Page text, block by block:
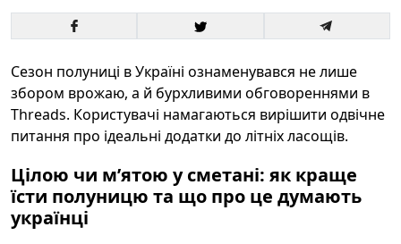
Сезон полуниці в Україні ознаменувався не лише
збором врожаю, а й бурхливими обговореннями в
Threads. Користувачі намагаються вирішити одвічне
питання про ідеальні додатки до літніх ласощів.
Цілою чи м’ятою у сметані: як краще
їсти полуницю та що про це думають
українці